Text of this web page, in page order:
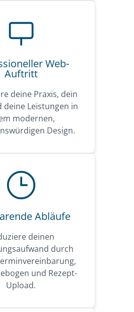
Web-
Auftritt
deine Praxis, dein
deine Leistungen in
modernen,
Design.
Abläufe
deinen
durch
und Rezept-
Upload.